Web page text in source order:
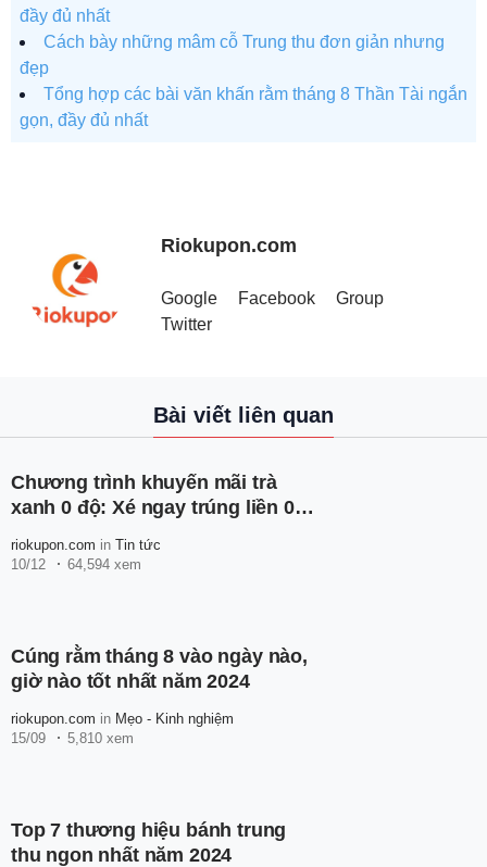
đầy đủ nhất
Cách bày những mâm cỗ Trung thu đơn giản nhưng
đẹp
Tổng hợp các bài văn khấn rằm tháng 8 Thần Tài ngắn
gọn, đầy đủ nhất
Riokupon.com
Google Facebook
Group
Twitter
Bài viết liên quan
Chương trình khuyến mãi trà
xanh 0 độ: Xé ngay trúng liền 0
riokupon.com in Tin tức
10/12
64,594 xem
Cúng rằm tháng 8 vào ngày nào,
giờ nào tốt nhất năm 2024
riokupon.com in Mẹo - Kinh nghiệm
15/09
5,810 xem
Top 7 thương hiệu bánh trung
thu ngon nhất năm 2024